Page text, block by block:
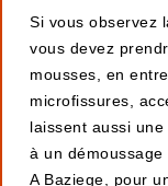
Si vous observez
vous devez
mousses, en
microfissures,
laissent aussi
à un
A Baziege, pour